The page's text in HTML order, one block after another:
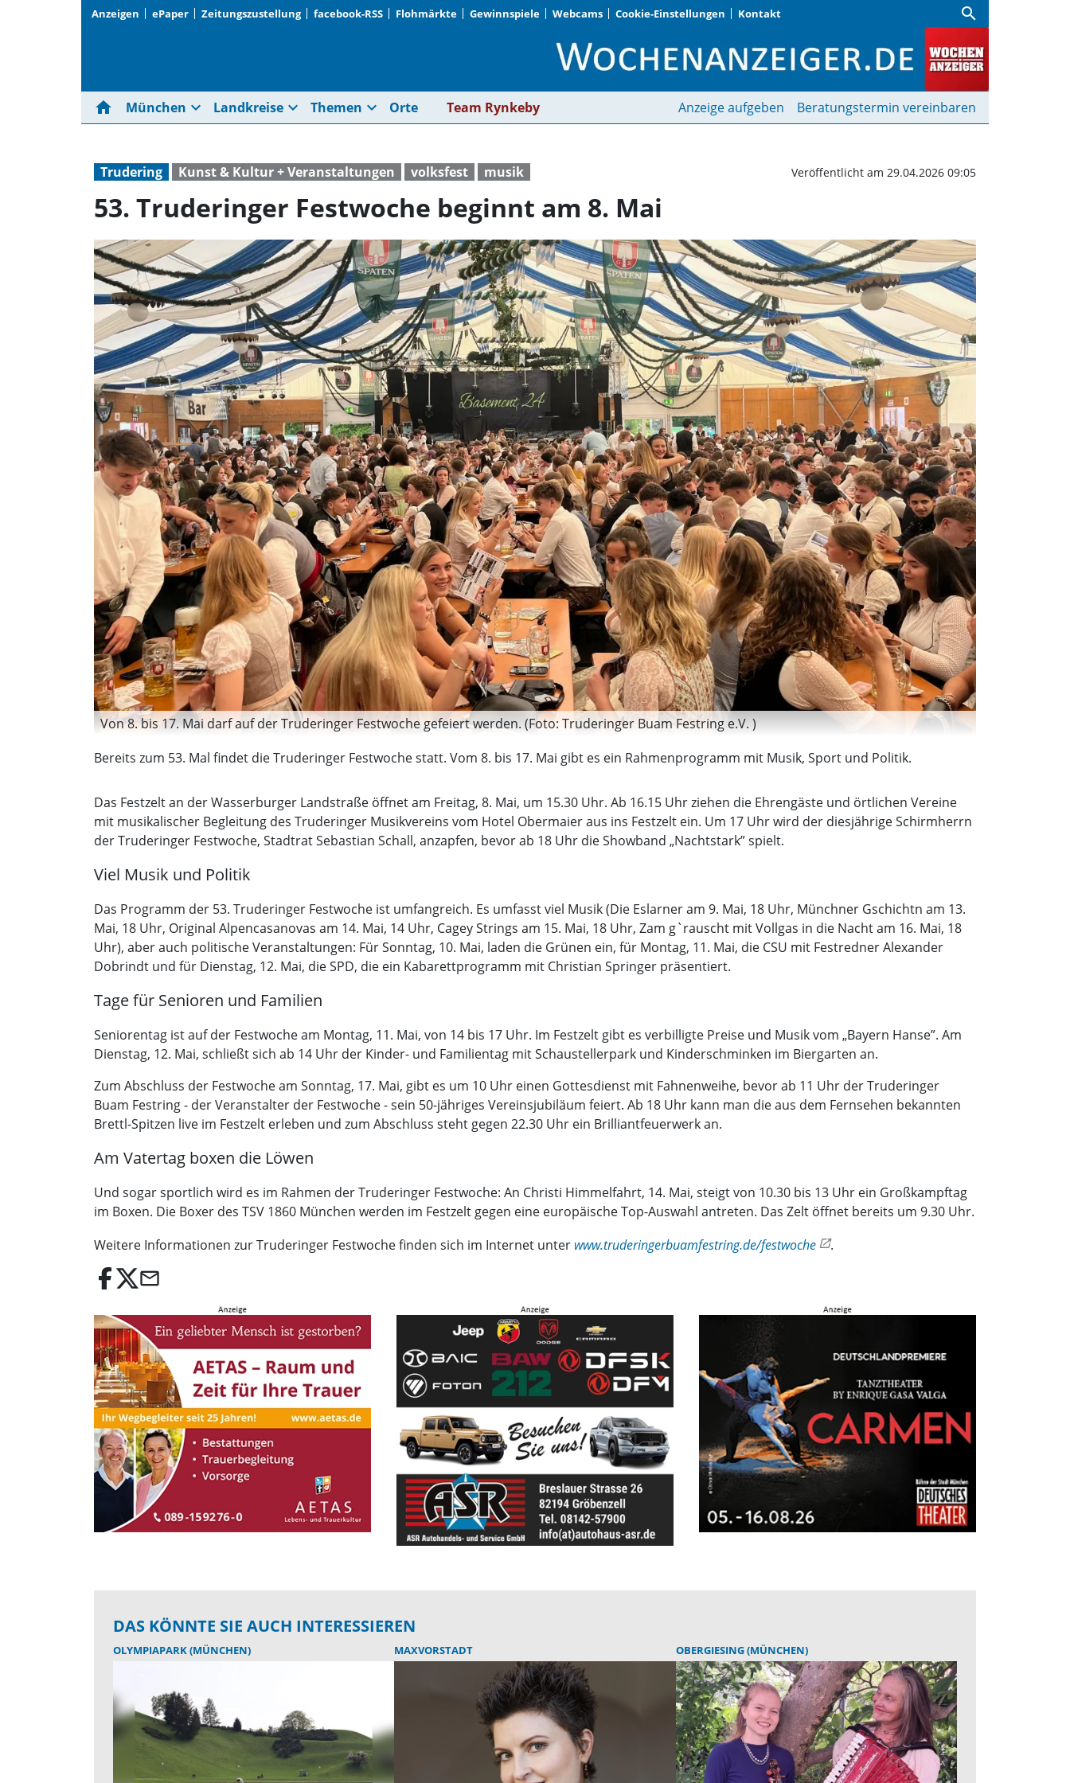
Anzeigen ePaper Zeitungszustellung facebook-RSS Flohmärkte Gewinnspiele Webcams Cookie-Einstellungen Kontakt search
53. Truderinger Festwoche beginnt am 8.
home München expand_more Landkreise expand_more Themen expand_more Orte Team Rynkeby Anzeige aufgeben Beratungstermin vereinbaren
Trudering Kunst & Kultur + Veranstaltungen volksfest musik Veröffentlicht am 29.04.2026 09:05
53. Truderinger Festwoche beginnt am 8. Mai
Von 8. bis 17. Mai darf auf der Truderinger Festwoche gefeiert werden. (Foto: Truderinger Buam Festring e.V. )
Bereits zum 53. Mal findet die Truderinger Festwoche statt. Vom 8. bis 17. Mai gibt es ein Rahmenprogramm mit Musik, Sport und Politik.
Das Festzelt an der Wasserburger Landstraße öffnet am Freitag, 8. Mai, um 15.30 Uhr. Ab 16.15 Uhr ziehen die Ehrengäste und örtlichen Vereine
mit musikalischer Begleitung des Truderinger Musikvereins vom Hotel Obermaier aus ins Festzelt ein. Um 17 Uhr wird der diesjährige Schirmherrn
der Truderinger Festwoche, Stadtrat Sebastian Schall, anzapfen, bevor ab 18 Uhr die Showband „Nachtstark” spielt.
Viel Musik und Politik
Das Programm der 53. Truderinger Festwoche ist umfangreich. Es umfasst viel Musik (Die Eslarner am 9. Mai, 18 Uhr, Münchner Gschichtn am 13.
Mai, 18 Uhr, Original Alpencasanovas am 14. Mai, 14 Uhr, Cagey Strings am 15. Mai, 18 Uhr, Zam g`rauscht mit Vollgas in die Nacht am 16. Mai, 18
Uhr), aber auch politische Veranstaltungen: Für Sonntag, 10. Mai, laden die Grünen ein, für Montag, 11. Mai, die CSU mit Festredner Alexander
Dobrindt und für Dienstag, 12. Mai, die SPD, die ein Kabarettprogramm mit Christian Springer präsentiert.
Tage für Senioren und Familien
Seniorentag ist auf der Festwoche am Montag, 11. Mai, von 14 bis 17 Uhr. Im Festzelt gibt es verbilligte Preise und Musik vom „Bayern Hanse”. Am
Dienstag, 12. Mai, schließt sich ab 14 Uhr der Kinder- und Familientag mit Schaustellerpark und Kinderschminken im Biergarten an.
Zum Abschluss der Festwoche am Sonntag, 17. Mai, gibt es um 10 Uhr einen Gottesdienst mit Fahnenweihe, bevor ab 11 Uhr der Truderinger
Buam Festring - der Veranstalter der Festwoche - sein 50-jähriges Vereinsjubiläum feiert. Ab 18 Uhr kann man die aus dem Fernsehen bekannten
Brettl-Spitzen live im Festzelt erleben und zum Abschluss steht gegen 22.30 Uhr ein Brilliantfeuerwerk an.
Am Vatertag boxen die Löwen
Und sogar sportlich wird es im Rahmen der Truderinger Festwoche: An Christi Himmelfahrt, 14. Mai, steigt von 10.30 bis 13 Uhr ein Großkampftag
im Boxen. Die Boxer des TSV 1860 München werden im Festzelt gegen eine europäische Top-Auswahl antreten. Das Zelt öffnet bereits um 9.30 Uhr.
Weitere Informationen zur Truderinger Festwoche finden sich im Internet unter www.truderingerbuamfestring.de/festwoche .
email
DAS KÖNNTE SIE AUCH INTERESSIEREN
OLYMPIAPARK (MÜNCHEN) MAXVORSTADT OBERGIESING (MÜNCHEN)